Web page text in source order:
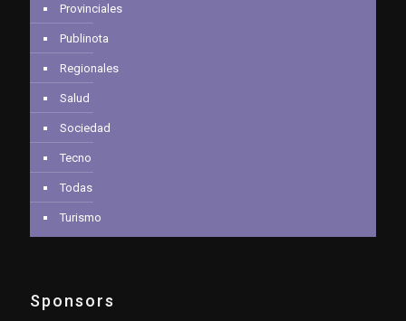
Provinciales
Publinota
Regionales
Salud
Sociedad
Tecno
Todas
Turismo
Sponsors